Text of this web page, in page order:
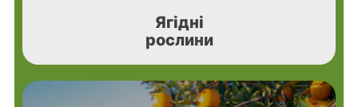
Ягідні
рослини